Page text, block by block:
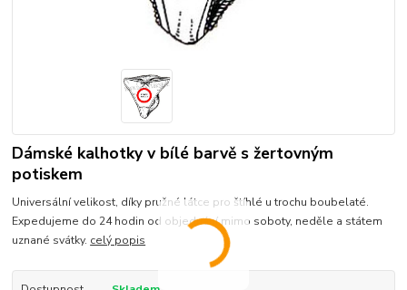
Dámské kalhotky v bílé barvě s žertovným
potiskem
Universální velikost, díky pružné látce pro štíhlé u trochu boubelaté.
Expedujeme do 24 hodin od objednání mimo soboty, neděle a státem
uznané svátky. celý popis